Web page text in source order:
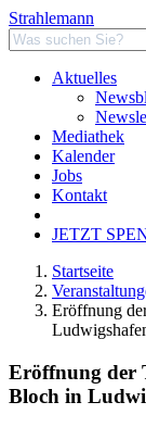
Strahlemann
Aktuelles
Mediathek
Kalender
Jobs
Kontakt
JETZT
Startseite
Eröffnung
Eröffnung der
Bloch in